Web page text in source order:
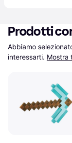
Prodotti
Abbiamo
interessarti. Mostra